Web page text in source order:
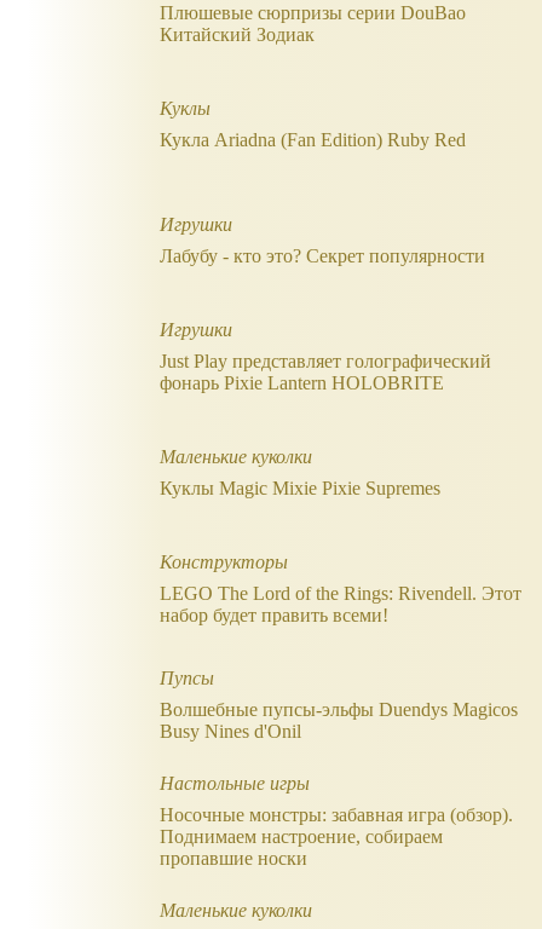
Плюшевые сюрпризы серии DouBao
Китайский Зодиак
Куклы
Кукла Ariadna (Fan Edition) Ruby Red
Игрушки
Лабубу - кто это? Секрет популярности
Игрушки
Just Play представляет голографический
фонарь Pixie Lantern HOLOBRITE
Маленькие куколки
Куклы Magic Mixie Pixie Supremes
Конструкторы
LEGO The Lord of the Rings: Rivendell. Этот
набор будет править всеми!
Пупсы
Волшебные пупсы-эльфы Duendys Magicos
Busy Nines d'Onil
Настольные игры
Носочные монстры: забавная игра (обзор).
Поднимаем настроение, собираем
пропавшие носки
Маленькие куколки